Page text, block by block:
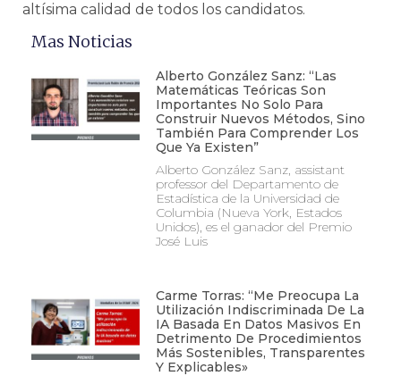
altísima calidad de todos los candidatos.
Mas Noticias
Alberto González Sanz: “Las
Matemáticas Teóricas Son
Importantes No Solo Para
Construir Nuevos Métodos, Sino
También Para Comprender Los
Que Ya Existen”
Alberto González Sanz, assistant
professor del Departamento de
Estadística de la Universidad de
Columbia (Nueva York, Estados
Unidos), es el ganador del Premio
José Luis
Carme Torras: “Me Preocupa La
Utilización Indiscriminada De La
IA Basada En Datos Masivos En
Detrimento De Procedimientos
Más Sostenibles, Transparentes
Y Explicables»